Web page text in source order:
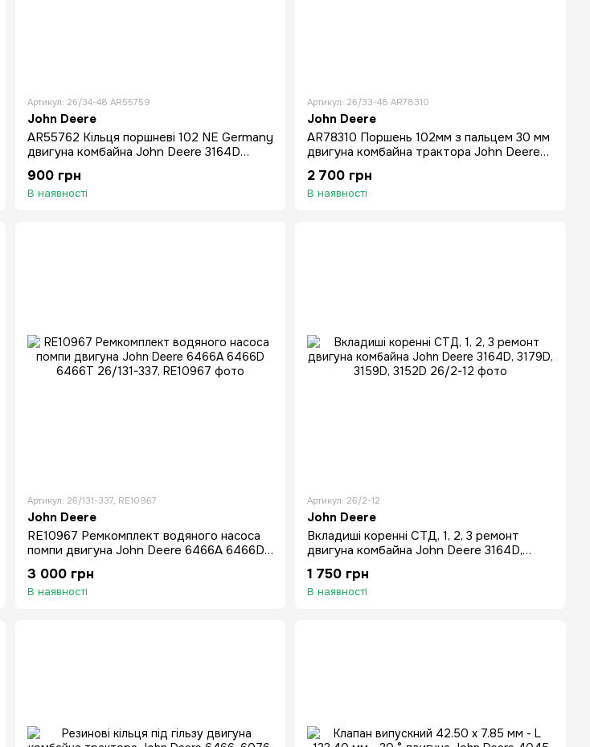
Артикул: 26/34-48 AR55759
John Deere
AR55762 Кільця поршневі 102 NE Germany
двигуна комбайна John Deere 3164D
900 грн
В наявності
Артикул: 26/33-48 AR78310
John Deere
AR78310 Поршень 102мм з пальцем 30 мм
двигуна комбайна трактора John Deere
2 700 грн
В наявності
Артикул: 26/131-337, RE10967
John Deere
RE10967 Ремкомплект водяного насоса
помпи двигуна John Deere 6466A 6466D
3 000 грн
В наявності
Артикул: 26/2-12
John Deere
Вкладиші коренні СТД, 1, 2, 3 ремонт
двигуна комбайна John Deere 3164D,
1 750 грн
В наявності